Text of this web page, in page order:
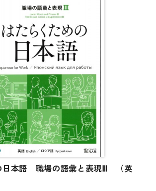
り、漢字で書いたりする練習をし、力
身近にある漢字が『わかる』『でき
感が得られます。『できる日本語』準
級でN4、N5の漢字をカバーします。
日本語 職場の語彙と表現Ⅲ （英